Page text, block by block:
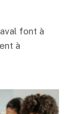
font à
à